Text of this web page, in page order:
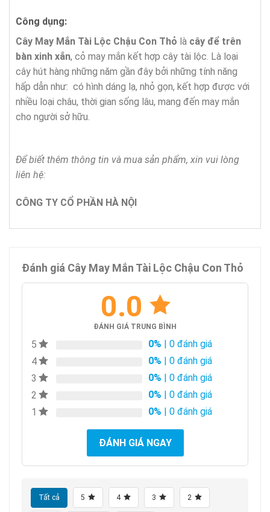
Công dụng:
Cây May Mắn Tài Lộc Chậu Con Thỏ là cây để trên
bàn xinh xắn, cỏ may mắn kết hợp cây tài lộc. Là loại
cây hút hàng những năm gần đây bởi những tính năng
hấp dẫn như: có hình dáng lạ, nhỏ gọn, kết hợp được với
nhiều loại châu, thời gian sống lâu, mang đến may mắn
cho người sở hữu.
Để biết thêm thông tin và mua sản phẩm, xin vui lòng
liên hệ:
CÔNG TY CỔ PHẦN HÀ NỘI
Đánh giá Cây May Mắn Tài Lộc Chậu Con Thỏ
0.0
ĐÁNH GIÁ TRUNG BÌNH
5 0% | 0 đánh giá
4
0% | 0 đánh giá
3
0% | 0 đánh giá
2
0% | 0 đánh giá
1
0% | 0 đánh giá
ĐÁNH GIÁ NGAY
Tất cả 5 4 3 2